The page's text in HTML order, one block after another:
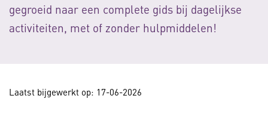
gegroeid naar een complete gids bij dagelijkse
activiteiten, met of zonder hulpmiddelen!
Laatst bijgewerkt op: 17-06-2026